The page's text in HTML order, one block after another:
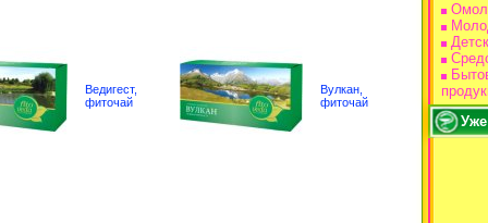
Ведигест,
фиточай
Вулкан,
фиточай